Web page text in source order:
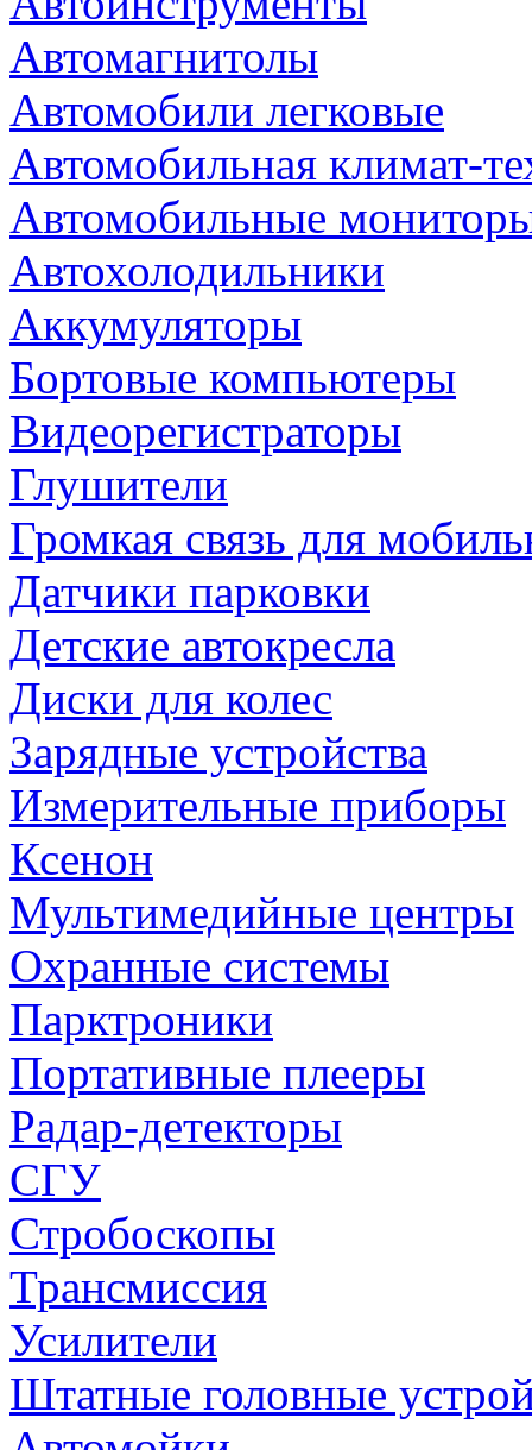
Автомагнитолы
Автомобили легковые
Автомобильная климат-
Автомобильные
Автохолодильники
Аккумуляторы
Бортовые компьютеры
Видеорегистраторы
Глушители
Громкая связь для
Датчики парковки
Детские автокресла
Диски для колес
Зарядные устройства
Измерительные приборы
Ксенон
Мультимедийные центры
Охранные системы
Парктроники
Портативные плееры
Радар-детекторы
СГУ
Стробоскопы
Трансмиссия
Усилители
Штатные головные